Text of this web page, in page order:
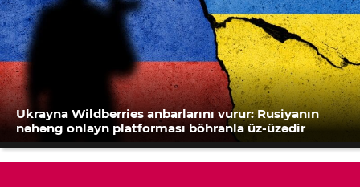
Ukrayna Wildberries anbarlarını vurur: Rusiyanın
nəhəng onlayn platforması böhranla üz-üzədir